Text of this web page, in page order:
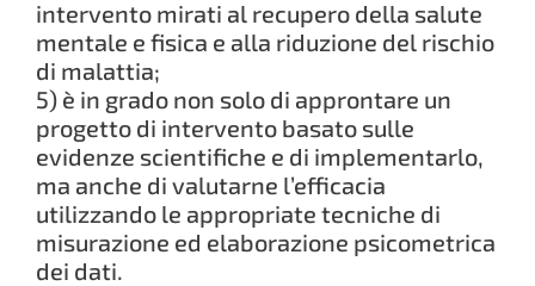
intervento mirati al recupero della salute
mentale e fisica e alla riduzione del rischio
di malattia;
5) è in grado non solo di approntare un
progetto di intervento basato sulle
evidenze scientifiche e di implementarlo,
ma anche di valutarne l’efficacia
utilizzando le appropriate tecniche di
misurazione ed elaborazione psicometrica
dei dati.